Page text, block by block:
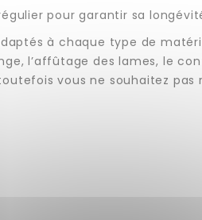
pour garantir sa
à chaque type de
l’affûtage des lames, le
vous ne souhaitez pas